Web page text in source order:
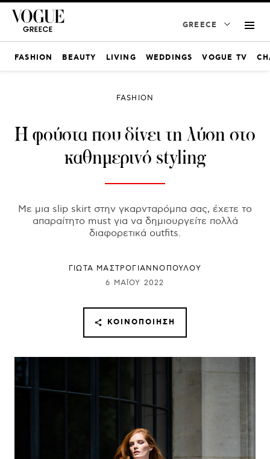
GREECE
FASHION BEAUTY LIVING WEDDINGS VOGUE TV
FASHION
Η φούστα που δίνει τη λύση στο
καθημερινό styling
Με μια slip skirt στην γκαρνταρόμπα σας, έχετε το
απαραίτητο must για να δημιουργείτε πολλά
διαφορετικά outfits.
ΓΙΩΤΑ ΜΑΣΤΡΟΓΙΑΝΝΟΠΟΥΛΟΥ
6 ΜΑΪ́ΟΥ 2022
ΚΟΙΝΟΠΟΊΗΣΗ